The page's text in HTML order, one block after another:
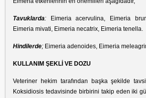
Tavuklarda:
Eimeria acervulina, Eimeria
Eimeria mivati, Eimeria necatrix, Eimeria tenella.
Hindilerde; Eimeria adenoides, Eimeria
KULLANIM ŞEKLİ VE DOZU
Veteriner hekim tarafından başka şekilde
Koksidiosis tedavisinde birbirini takip eden iki